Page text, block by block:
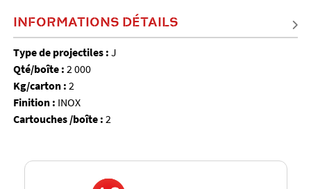
INFORMATIONS DÉTAILS
Type de projectiles : J
Qté/boîte : 2 000
Kg/carton : 2
Finition : INOX
Cartouches /boîte : 2